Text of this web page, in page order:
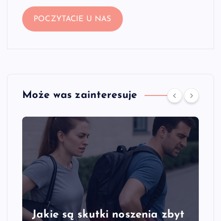
POCZYTACIE U NAS
Może was zainteresuje
Jakie są skutki noszenia zbyt